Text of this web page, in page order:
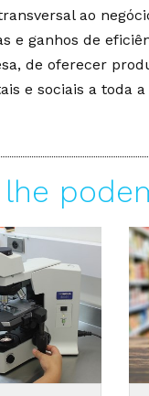
ao
e ganhos de
de oferecer
e sociais a toda